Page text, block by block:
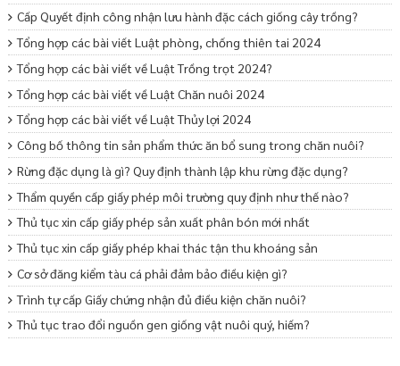
Cấp Quyết định công nhận lưu hành đặc cách giống cây trồng?
Tổng hợp các bài viết Luật phòng, chống thiên tai 2024
Tổng hợp các bài viết về Luật Trồng trọt 2024?
Tổng hợp các bài viết về Luật Chăn nuôi 2024
Tổng hợp các bài viết về Luật Thủy lợi 2024
Công bố thông tin sản phẩm thức ăn bổ sung trong chăn nuôi?
Rừng đặc dụng là gì? Quy định thành lập khu rừng đặc dụng?
Thẩm quyền cấp giấy phép môi trường quy định như thế nào?
Thủ tục xin cấp giấy phép sản xuất phân bón mới nhất
Thủ tục xin cấp giấy phép khai thác tận thu khoáng sản
Cơ sở đăng kiểm tàu cá phải đảm bảo điều kiện gì?
Trình tự cấp Giấy chứng nhận đủ điều kiện chăn nuôi?
Thủ tục trao đổi nguồn gen giống vật nuôi quý, hiếm?